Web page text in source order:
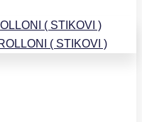
( STIKOVI )
( STIKOVI )